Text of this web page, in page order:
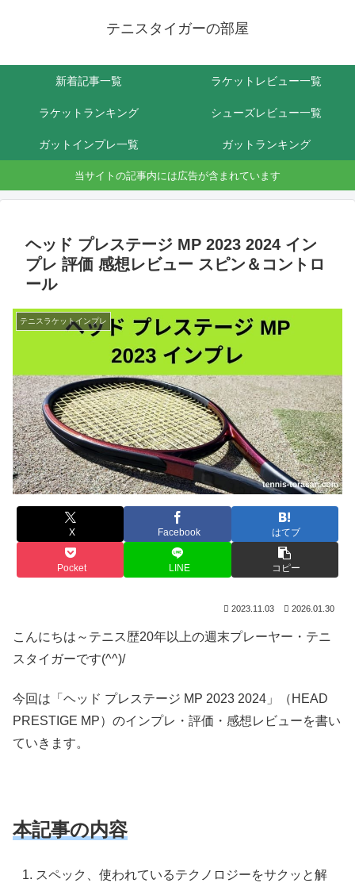
テニスタイガーの部屋
新着記事一覧 ラケットレビュー一覧
ラケットランキング シューズレビュー一覧
ガットインプレ一覧 ガットランキング
当サイトの記事内には広告が含まれています
ヘッド プレステージ MP 2023 2024 イン
プレ 評価 感想レビュー スピン＆コントロ
ール
テニスラケットインプレ
X Facebook はてブ
Pocket LINE コピー
2023.11.03 2026.01.30
こんにちは～テニス歴20年以上の週末プレーヤー・テニ
スタイガーです(^^)/
今回は「ヘッド プレステージ MP 2023 2024」（HEAD
PRESTIGE MP）のインプレ・評価・感想レビューを書い
ていきます。
本記事の内容
スペック、使われているテクノロジーをサクッと解